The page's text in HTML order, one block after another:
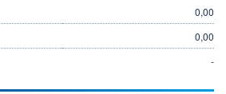
0,00
0,00
-